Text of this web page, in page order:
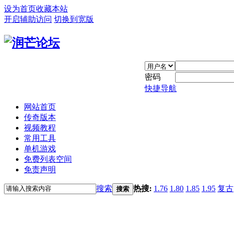
设为首页收藏本站
开启辅助访问 切换到宽版
密码
快捷导航
网站首页
传奇版本
视频教程
常用工具
单机游戏
免费列表空间
免责声明
搜索 搜索 热搜: 1.76 1.80 1.85 1.95 复古